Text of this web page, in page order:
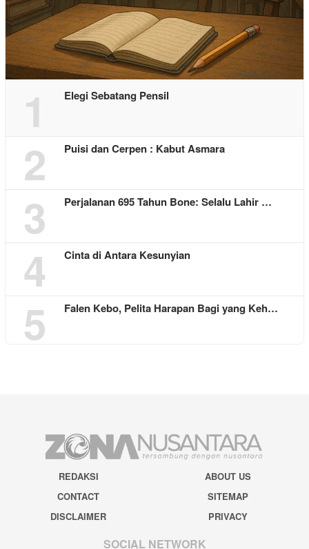
1 Elegi Sebatang Pensil
2 Puisi dan Cerpen : Kabut Asmara
3 Perjalanan 695 Tahun Bone: Selalu Lahir …
4 Cinta di Antara Kesunyian
5 Falen Kebo, Pelita Harapan Bagi yang Keh…
REDAKSI
ABOUT US
CONTACT
SITEMAP
DISCLAIMER
PRIVACY
SOCIAL NETWORK